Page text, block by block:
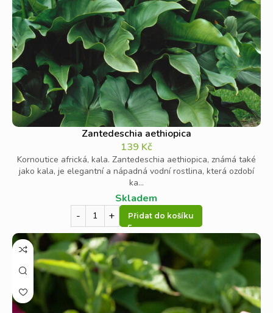
Zantedeschia aethiopica
139 Kč
Kornoutice africká, kala. Zantedeschia aethiopica, známá také
jako kala, je elegantní a nápadná vodní rostlina, která ozdobí
ka...
Skladem
Přidat do košíku